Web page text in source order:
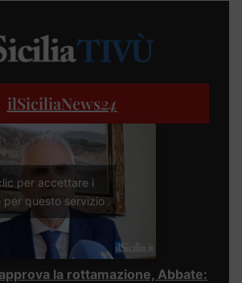
ilSiciliaNews24
per accettare i
per questo servizio
approva la rottamazione, Abbate: